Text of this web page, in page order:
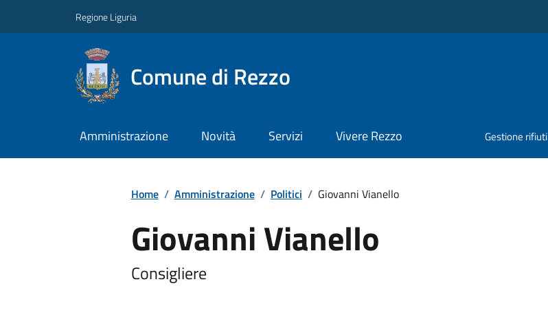
Regione Liguria
Comune di Rezzo
Amministrazione Novità Servizi Vivere Rezzo Gestione rifiuti
Home / Amministrazione / Politici / Giovanni Vianello
Giovanni Vianello
Consigliere